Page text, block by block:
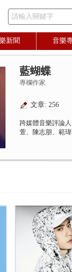
請輸入關鍵字
新聞 音樂
藍蝴蝶
專欄作家
文章: 256
跨媒體音樂評論
萱、陳志朋、範瑋